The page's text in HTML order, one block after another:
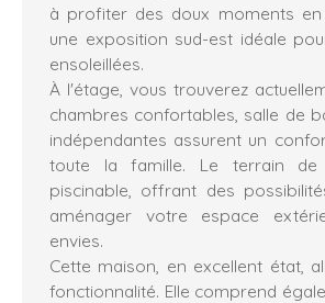
à profiter des doux moments
une exposition sud-est idéale
ensoleillées.
À l'étage, vous trouverez
chambres confortables, salle de
indépendantes assurent un
toute la famille. Le terrain
piscinable, offrant des
aménager votre espace
envies.
Cette maison, en excellent état,
fonctionnalité. Elle comprend